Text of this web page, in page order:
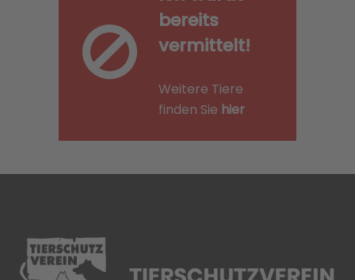
bereits
vermittelt!
Weitere Tiere
finden Sie hier